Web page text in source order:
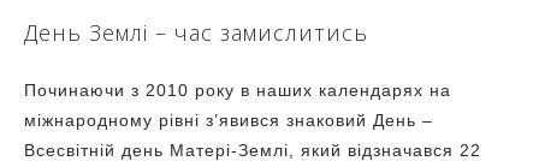
День Землі – час замислитись
Починаючи з 2010 року в наших календарях на
міжнародному рівні з’явився знаковий День –
Всесвітній день Матері-Землі, який відзначався 22